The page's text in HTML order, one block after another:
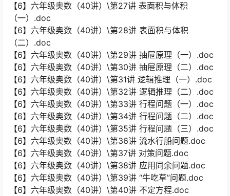
【6】六年级奥数（40讲）\第27讲 表面积与体积
（一）.doc
【6】六年级奥数（40讲）\第28讲 表面积与体积
（二）.doc
【6】六年级奥数（40讲）\第29讲 抽屉原理（一）.doc
【6】六年级奥数（40讲）\第30讲 抽屉原理（二）.doc
【6】六年级奥数（40讲）\第31讲 逻辑推理（一）.doc
【6】六年级奥数（40讲）\第32讲 逻辑推理（二）.doc
【6】六年级奥数（40讲）\第33讲 行程问题（一）.doc
【6】六年级奥数（40讲）\第34讲 行程问题（二）.doc
【6】六年级奥数（40讲）\第35讲 行程问题（三）.doc
【6】六年级奥数（40讲）\第36讲 流水行船问题.doc
【6】六年级奥数（40讲）\第37讲 对策问题.doc
【6】六年级奥数（40讲）\第38讲 应用同余问题.doc
【6】六年级奥数（40讲）\第39讲 “牛吃草”问题.doc
【6】六年级奥数（40讲）\第40讲 不定方程.doc